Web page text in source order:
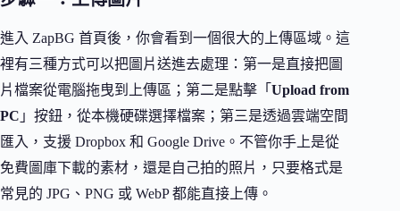
進入 ZapBG 首頁後，你會看到一個很大的上傳區域。這
裡有三種方式可以把圖片送進去處理：第一是直接把圖
片檔案從電腦拖曳到上傳區；第二是點擊「 Upload from
PC 」按鈕，從本機硬碟選擇檔案；第三是透過雲端空間
匯入，支援 Dropbox 和 Google Drive。不管你手上是從
免費圖庫下載的素材，還是自己拍的照片，只要格式是
常見的 JPG、PNG 或 WebP 都能直接上傳。